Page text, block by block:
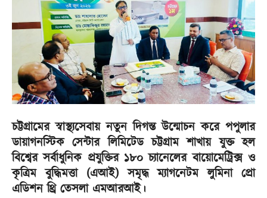
চট্টগ্রামের স্বাস্থ্যসেবায় নতুন দিগন্ত উন্মোচন করে পপুলার
ডায়াগনস্টিক সেন্টার লিমিটেড চট্টগ্রাম শাখায় যুক্ত হল
বিশ্বের সর্বাধুনিক প্রযুক্তির ১৮০ চ্যানেলের বায়োমেট্রিক্স ও
কৃত্রিম বুদ্ধিমত্তা (এআই) সমৃদ্ধ ম্যাগনেটম লুমিনা প্রো
এডিশন থ্রি তেসলা এমআরআই।